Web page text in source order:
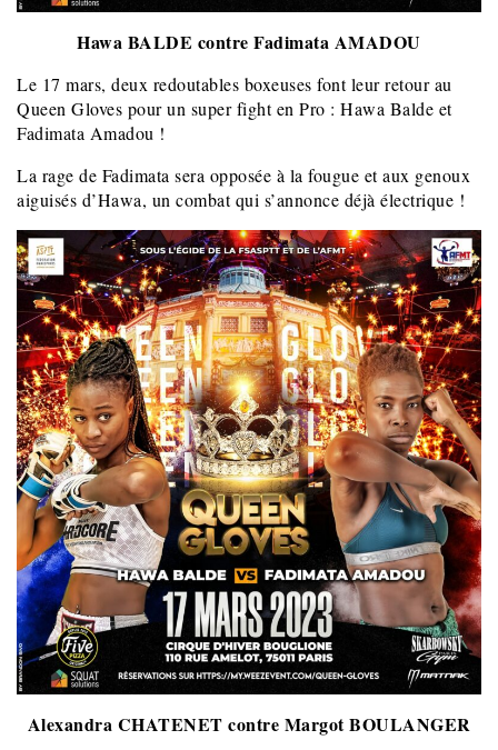
Hawa BALDE contre Fadimata AMADOU
Le 17 mars, deux redoutables boxeuses font leur retour au
Queen Gloves pour un super fight en Pro : Hawa Balde et
Fadimata Amadou !
La rage de Fadimata sera opposée à la fougue et aux genoux
aiguisés d’Hawa, un combat qui s’annonce déjà électrique !
Alexandra CHATENET contre Margot BOULANGER